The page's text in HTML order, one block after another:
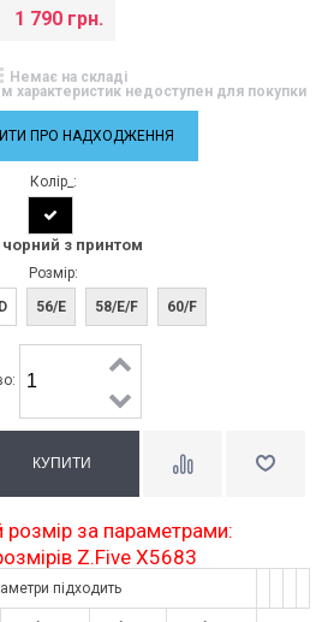
1 790 грн.
Немає на складі
характеристик недоступен для покупки
ПРО НАДХОДЖЕННЯ
Колір_:
чорний з принтом
Розмір:
56/E 58/E/F 60/F
розмір за параметрами:
Z.Five X5683
підходить